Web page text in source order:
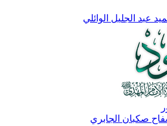
عبد الجليل الوائلي
صكبان الجابري